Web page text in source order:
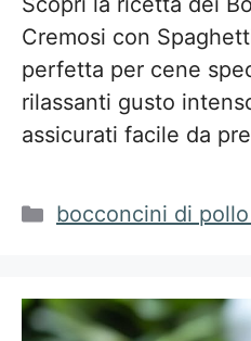
Cremosi con
perfetta per cene
rilassanti gusto
assicurati facile da
Categorie
bocconcini di